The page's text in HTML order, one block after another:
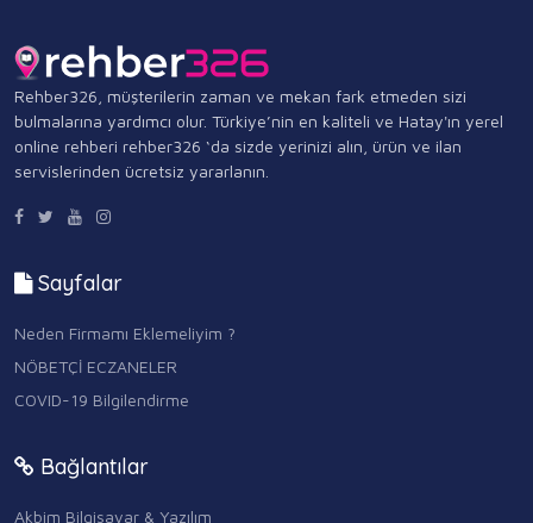
Rehber326, müşterilerin zaman ve mekan fark etmeden sizi
bulmalarına yardımcı olur. Türkiye’nin en kaliteli ve Hatay'ın yerel
online rehberi rehber326 ‘da sizde yerinizi alın, ürün ve ilan
servislerinden ücretsiz yararlanın.
Sayfalar
Neden Firmamı Eklemeliyim ?
NÖBETÇİ ECZANELER
COVID-19 Bilgilendirme
Bağlantılar
Akbim Bilgisayar & Yazılım